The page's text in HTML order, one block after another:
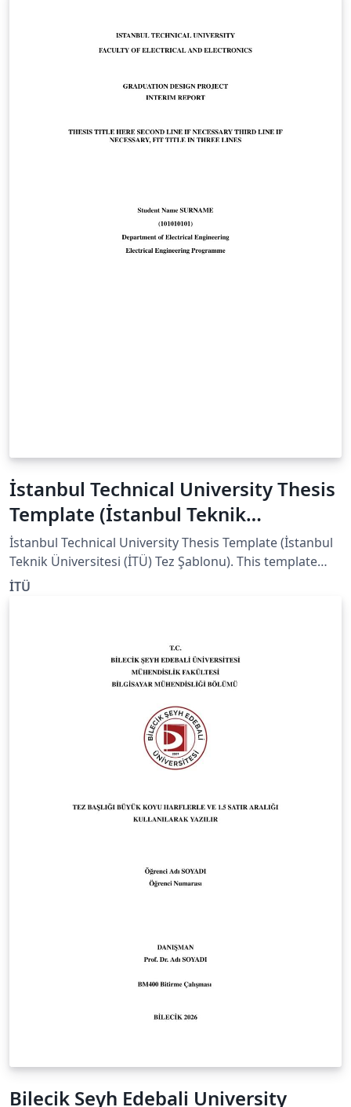
yayımlanmıştır: Yüksek Lisans Formları:
https://fbe.erciyes.edu.tr/tr/doktora-formlari-turkce-
thesis template for Erciyes University Graduate School
was prepared by Gökhan Azizoğlu in accordance with
the official formatting requirements of Erciyes
University Graduate School of Natural and Applied
İstanbul Technical University Thesis
Template (İstanbul Teknik
Üniversitesi (İTÜ) Tez Şablonu)
İstanbul Technical University Thesis Template (İstanbul
Teknik Üniversitesi (İTÜ) Tez Şablonu). This template
exists on ITU official website
İTÜ
Bilecik Seyh Edebali University